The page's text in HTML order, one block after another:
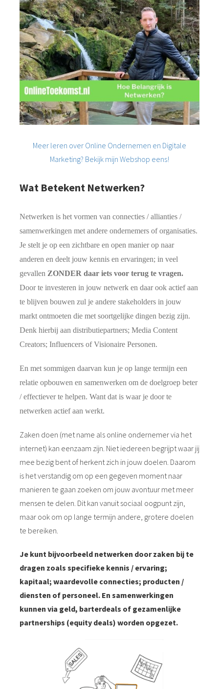
Meer leren over Online Ondernemen en Digitale
Marketing? Bekijk mijn Webshop eens!
Wat Betekent Netwerken?
Netwerken is het vormen van connecties / allianties /
samenwerkingen met andere ondernemers of organisaties.
Je stelt je op een zichtbare en open manier op naar
anderen en deelt jouw kennis en ervaringen; in veel
gevallen ZONDER daar iets voor terug te vragen.
Door te investeren in jouw netwerk en daar ook actief aan
te blijven bouwen zul je andere stakeholders in jouw
markt ontmoeten die met soortgelijke dingen bezig zijn.
Denk hierbij aan distributiepartners; Media Content
Creators; Influencers of Visionaire Personen.
En met sommigen daarvan kun je op lange termijn een
relatie opbouwen en samenwerken om de doelgroep beter
/ effectiever te helpen. Want dat is waar je door te
netwerken actief aan werkt.
Zaken doen (met name als online ondernemer via het
internet) kan eenzaam zijn. Niet iedereen begrijpt waar jij
mee bezig bent of herkent zich in jouw doelen. Daarom
is het verstandig om op een gegeven moment naar
manieren te gaan zoeken om jouw avontuur met meer
mensen te delen. Dit kan vanuit sociaal oogpunt zijn,
maar ook om op lange termijn andere, grotere doelen
te bereiken.
Je kunt bijvoorbeeld netwerken door zaken bij te
dragen zoals specifieke kennis / ervaring;
kapitaal; waardevolle connecties; producten /
diensten of personeel. En samenwerkingen
kunnen via geld, barterdeals of gezamenlijke
partnerships (equity deals) worden opgezet.